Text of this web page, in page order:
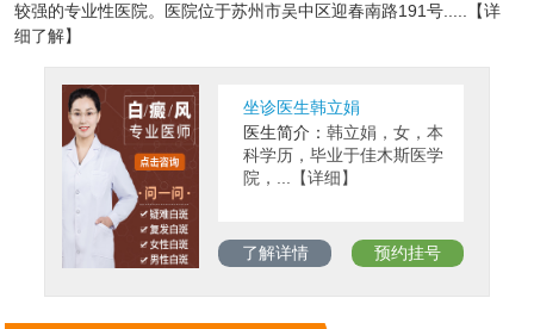
较强的专业性医院。医院位于苏州市吴中区迎春南路191号.....【详
细了解】
坐诊医生韩立娟
医生简介： 韩立娟，女，本
科学历，毕业于佳木斯医学
院，...【详细】
了解详情 预约挂号